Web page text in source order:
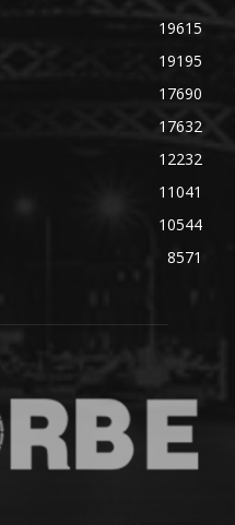
19615
19195
17690
17632
12232
11041
10544
8571